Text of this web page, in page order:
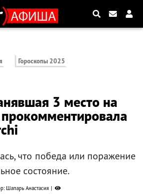
Гороскопы 2025
3 место на
что победа или поражение
состояние.
Шапарь Анастасия